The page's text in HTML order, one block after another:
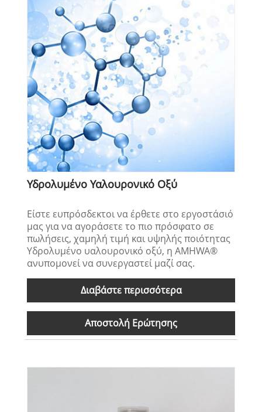
Υδρολυμένο Υαλουρονικό Οξύ
Είστε ευπρόσδεκτοι να έρθετε στο εργοστάσιό
μας για να αγοράσετε το πιο πρόσφατο σε
πωλήσεις, χαμηλή τιμή και υψηλής ποιότητας
Υδρολυμένο υαλουρονικό οξύ, η AMHWA®
ανυπομονεί να συνεργαστεί μαζί σας.
Διαβάστε περισσότερα
Αποστολή Ερώτησης